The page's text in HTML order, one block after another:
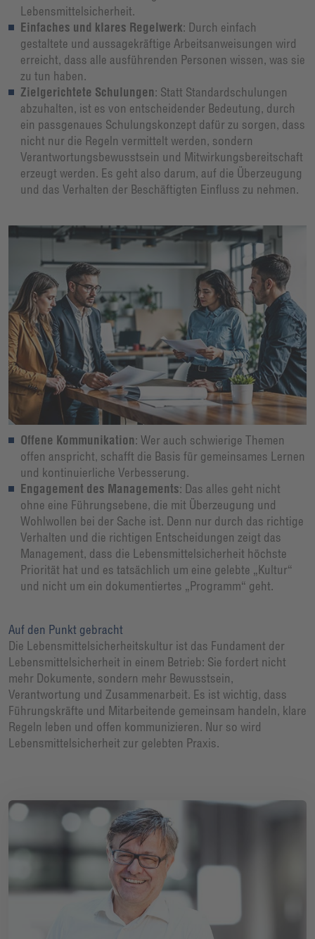
Lebensmittelsicherheit.
Einfaches und klares Regelwerk: Durch einfach
gestaltete und aussagekräftige Arbeitsanweisungen wird
erreicht, dass alle ausführenden Personen wissen, was sie
zu tun haben.
Zielgerichtete Schulungen: Statt Standardschulungen
abzuhalten, ist es von entscheidender Bedeutung, durch
ein passgenaues Schulungskonzept dafür zu sorgen, dass
nicht nur die Regeln vermittelt werden, sondern
Verantwortungsbewusstsein und Mitwirkungsbereitschaft
erzeugt werden. Es geht also darum, auf die Überzeugung
und das Verhalten der Beschäftigten Einfluss zu nehmen.
Offene Kommunikation: Wer auch schwierige Themen
offen anspricht, schafft die Basis für gemeinsames Lernen
und kontinuierliche Verbesserung.
Engagement des Managements: Das alles geht nicht
ohne eine Führungsebene, die mit Überzeugung und
Wohlwollen bei der Sache ist. Denn nur durch das richtige
Verhalten und die richtigen Entscheidungen zeigt das
Management, dass die Lebensmittelsicherheit höchste
Priorität hat und es tatsächlich um eine gelebte „Kultur“
und nicht um ein dokumentiertes „Programm“ geht.
Auf den Punkt gebracht
Die Lebensmittelsicherheitskultur ist das Fundament der
Lebensmittelsicherheit in einem Betrieb: Sie fordert nicht
mehr Dokumente, sondern mehr Bewusstsein,
Verantwortung und Zusammenarbeit. Es ist wichtig, dass
Führungskräfte und Mitarbeitende gemeinsam handeln, klare
Regeln leben und offen kommunizieren. Nur so wird
Lebensmittelsicherheit zur gelebten Praxis.